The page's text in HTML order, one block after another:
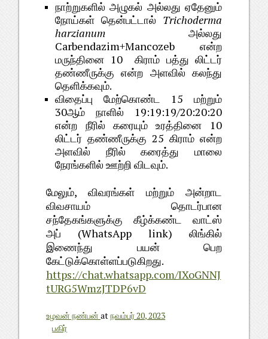
நாற்றுகளில் அழுகல் அல்லது ஏதேனும்
நோய்கள் தென்பட்டால்
Trichoderma
harzianum
அல்லது
Carbendazim+Mancozeb
என்ற
மருந்தினை
10கிராம் பத்து லிட்டர்
தண்ணீருக்கு
என்ற அளவில் கலந்து
தெளிக்கவும்.
விதைப்பு மேற்கொண்ட 15 மற்றும்
30ஆம் நாளில் 19:19:19/20:20:20
என்ற நீரில் கரையும் உரத்தினை 10
லிட்டர் தண்ணீருக்கு 25 கிராம் என்ற
அளவில்
நீரில் கரைத்து
மாலை
நேரங்களில் ஊற்றி விடவும்.
மேலும், விவரங்கள் மற்றும் அன்றாட
விவசாயம் தொடர்பான
சந்தேகங்களுக்கு கீழ்க்கண்ட வாட்ஸ்
அப் (WhatsApp link) லிங்கில்
இணைந்து பயன் பெற
கேட்டுக்கொள்ளப்படுகிறது.
https://chat.whatsapp.com/IXoGNNJ
tURG5WmzJTDP6vD
உழவன் நண்பன்atநவம்பர் 20, 2023
பகிர்